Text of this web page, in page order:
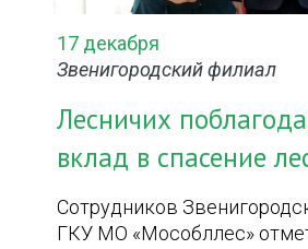
17 декабря
Звенигородский филиал
Лесничих
вклад в спасение
Сотрудников
ГКУ МО «Мособллес»